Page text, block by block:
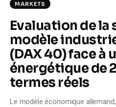
Shop
MARKETS
Evaluation de
modèle
(DAX 40) face à
énergétique de
termes réels
Le modèle économique